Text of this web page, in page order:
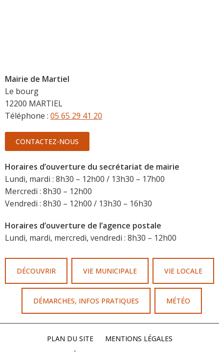
Mairie de Martiel
Le bourg
12200 MARTIEL
Téléphone : 05 65 29 41 20
CONTACTEZ-NOUS
Horaires d’ouverture du secrétariat de mairie
Lundi, mardi : 8h30 – 12h00 / 13h30 – 17h00
Mercredi : 8h30 – 12h00
Vendredi : 8h30 – 12h00 / 13h30 – 16h30
Horaires d’ouverture de l’agence postale
Lundi, mardi, mercredi, vendredi : 8h30 – 12h00
DÉCOUVRIR VIE MUNICIPALE VIE LOCALE
DÉMARCHES, INFOS PRATIQUES MÉTÉO
PLAN DU SITE
MENTIONS LÉGALES